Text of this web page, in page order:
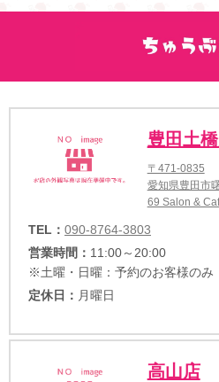
豊田土
〒471-0835
愛知県豊田市
69 Salon &
TEL： 090-8764-3803
営業時間： 11:00～20:00
※土曜・日曜：予約のお客様のみ
定休日： 月曜日
高山店